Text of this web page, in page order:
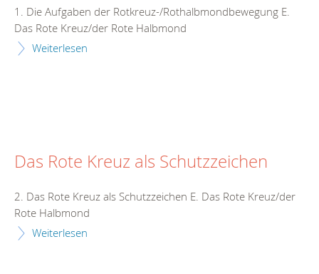
1. Die Aufgaben der Rotkreuz-/Rothalbmondbewegung E.
Das Rote Kreuz/der Rote Halbmond
Weiterlesen
Das Rote Kreuz als Schutzzeichen
2. Das Rote Kreuz als Schutzzeichen E. Das Rote Kreuz/der
Rote Halbmond
Weiterlesen